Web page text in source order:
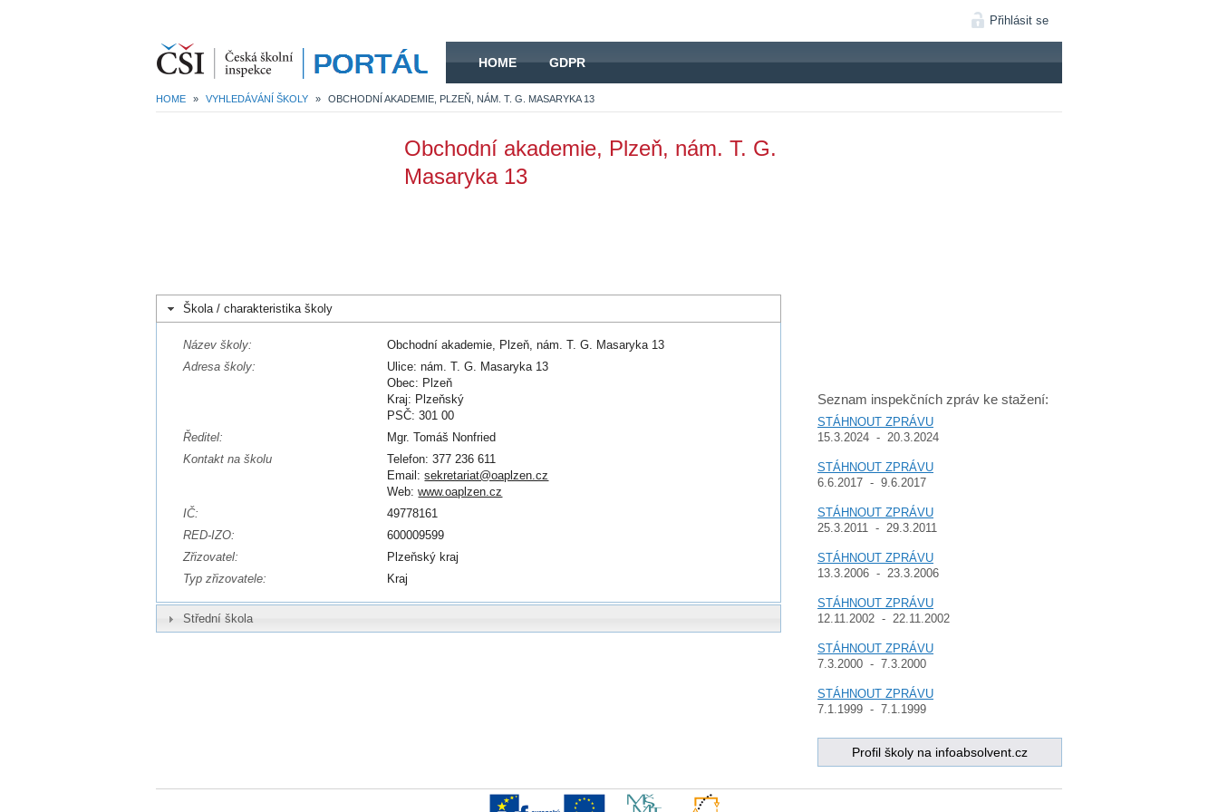
Přihlásit se
HOME GDPR
HOME » VYHLEDÁVÁNÍ ŠKOLY » OBCHODNÍ AKADEMIE, PLZEŇ, NÁM. T. G. MASARYKA 13
Seznam inspekčních zpráv ke stažení:
STÁHNOUT ZPRÁVU
15.3.2024 - 20.3.2024
STÁHNOUT ZPRÁVU
6.6.2017 - 9.6.2017
STÁHNOUT ZPRÁVU
25.3.2011 - 29.3.2011
STÁHNOUT ZPRÁVU
13.3.2006 - 23.3.2006
STÁHNOUT ZPRÁVU
12.11.2002 - 22.11.2002
STÁHNOUT ZPRÁVU
7.3.2000 - 7.3.2000
STÁHNOUT ZPRÁVU
7.1.1999 - 7.1.1999
Profil školy na infoabsolvent.cz
Obchodní akademie, Plzeň, nám. T. G.
Masaryka 13
Škola / charakteristika školy
Název školy:
Obchodní akademie, Plzeň, nám. T. G. Masaryka 13
Adresa školy:
Ulice: nám. T. G. Masaryka 13
Obec: Plzeň
Kraj: Plzeňský
PSČ: 301 00
Ředitel:
Mgr. Tomáš Nonfried
Kontakt na školu
Telefon: 377 236 611
Email:sekretariat@oaplzen.cz
Web:www.oaplzen.cz
IČ:
49778161
RED-IZO:
600009599
Zřizovatel:
Plzeňský kraj
Typ zřizovatele:
Kraj
Střední škola